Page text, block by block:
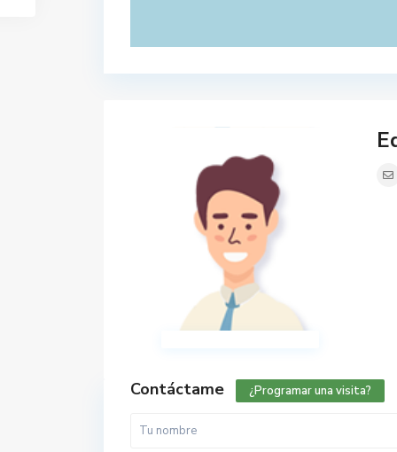
Contáctame ¿Programar una visita?